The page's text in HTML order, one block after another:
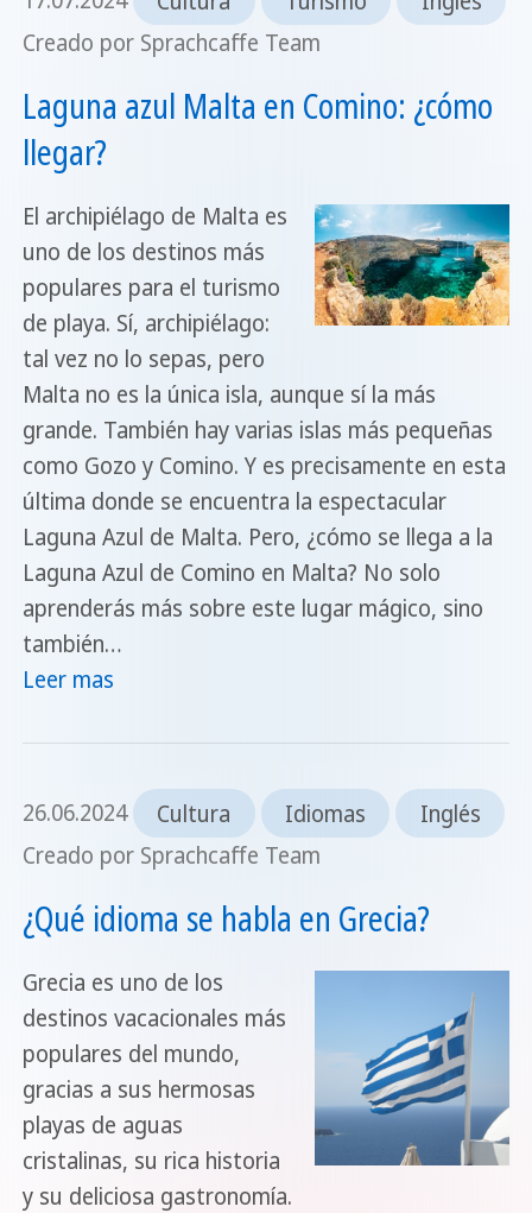
Creado por Sprachcaffe Team
Laguna azul Malta en Comino: ¿cómo
llegar?
El archipiélago de Malta es
uno de los destinos más
populares para el turismo
de playa. Sí, archipiélago:
tal vez no lo sepas, pero
Malta no es la única isla, aunque sí la más
grande. También hay varias islas más pequeñas
como Gozo y Comino. Y es precisamente en esta
última donde se encuentra la espectacular
Laguna Azul de Malta. Pero, ¿cómo se llega a la
Laguna Azul de Comino en Malta? No solo
aprenderás más sobre este lugar mágico, sino
también…
Leer mas
26.06.2024 Cultura Idiomas
Inglés
Creado por Sprachcaffe Team
¿Qué idioma se habla en Grecia?
Grecia es uno de los
destinos vacacionales más
populares del mundo,
gracias a sus hermosas
playas de aguas
cristalinas, su rica historia
y su deliciosa gastronomía.